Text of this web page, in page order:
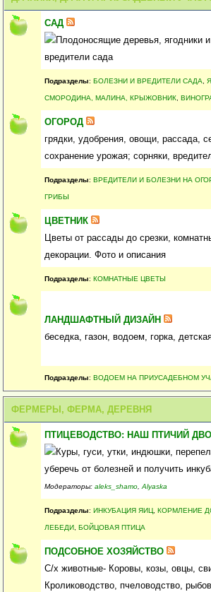
САД
Плодоносящие деревья, ягодники
вредители сада
Подразделы: БОЛЕЗНИ И ВРЕДИТЕЛИ САДА
СМОРОДИНА, МАЛИНА, КРЫЖОВНИК
ОГОРОД
грядки, удобрения, овощи, рассада,
сохранение урожая; сорняки,
Подразделы: ВРЕДИТЕЛИ И БОЛЕЗНИ НА
ГРИБЫ
ЦВЕТНИК
Цветы от рассады до срезки,
декорации. Фото и описания
Подразделы: КОМНАТНЫЕ ЦВЕТЫ
ЛАНДШАФТНЫЙ ДИЗАЙН
беседка, газон, водоем, горка,
Подразделы: ВОДОЕМ НА ПРИУСАДЕБНОМ
ФЕРМЕРЫ, ФЕРМА, ДЕРЕВНЯ
ПТИЦЕВОДСТВО: НАШ ПТИЧИЙ
Куры, гуси, утки, индюшки,
уберечь от болезней и получить
Модераторы: aleks_shamo Alyaska
Подразделы: ИНКУБАЦИЯ ЯИЦ КОРМЛЕНИЕ
ЛЕБЕДИ БОЙЦОВАЯ ПТИЦА
ПОДСОБНОЕ ХОЗЯЙСТВО
С/х животные- Коровы, козы, овцы,
Кролиководство, пчеловодство,